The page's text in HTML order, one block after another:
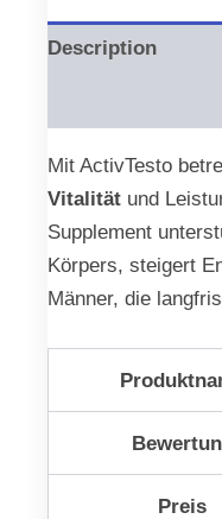
Description
Mit ActivTesto
Vitalität und
Supplement
Körpers, steigert
Männer, die
Preis